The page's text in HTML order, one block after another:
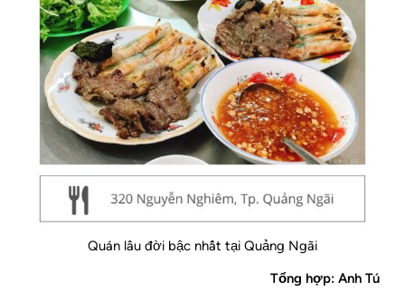
Quán lâu đời bậc nhất tại Quảng Ngãi
Tổng hợp: Anh Tú